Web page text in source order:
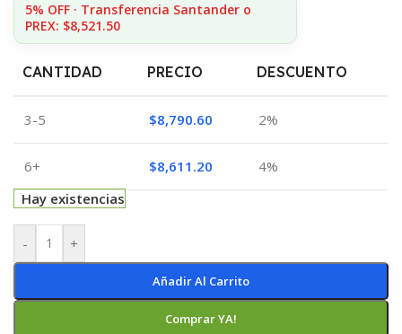
5% OFF · Transferencia Santander o
PREX: $8,521.50
CANTIDAD PRECIO DESCUENTO
3-5 $8,790.60 2%
6+ $8,611.20
4%
Hay existencias
- +
Añadir Al Carrito
Comprar YA!